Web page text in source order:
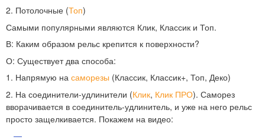
2. Потолочные (Топ)
Самыми популярными являются Клик, Классик и Топ.
В: Каким образом рельс крепится к поверхности?
О: Существует два способа:
1. Напрямую на саморезы (Классик, Классик+, Топ, Деко)
2. На соединители-удлинители (Клик, Клик ПРО). Саморез
вворачивается в соединитель-удлинитель, и уже на него рельс
просто защелкивается. Покажем на видео: